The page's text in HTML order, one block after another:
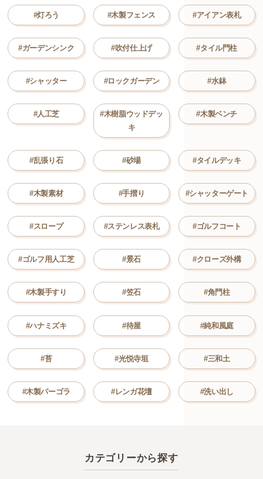
#灯ろう #木製フェンス #アイアン表札
#ガーデンシンク #吹付仕上げ #タイル門柱
#シャッター #ロックガーデン #水鉢
#人工芝
#木樹脂ウッドデッ
キ
#木製ベンチ
#乱張り石 #砂場 #タイルデッキ
#木製素材 #手摺り #シャッターゲート
#スロープ #ステンレス表札 #ゴルフコート
#ゴルフ用人工芝 #景石 #クローズ外構
#木製手すり #笠石 #角門柱
#ハナミズキ #待屋 #純和風庭
#苔 #光悦寺垣 #三和土
#木製パーゴラ #レンガ花壇 #洗い出し
カテゴリーから探す